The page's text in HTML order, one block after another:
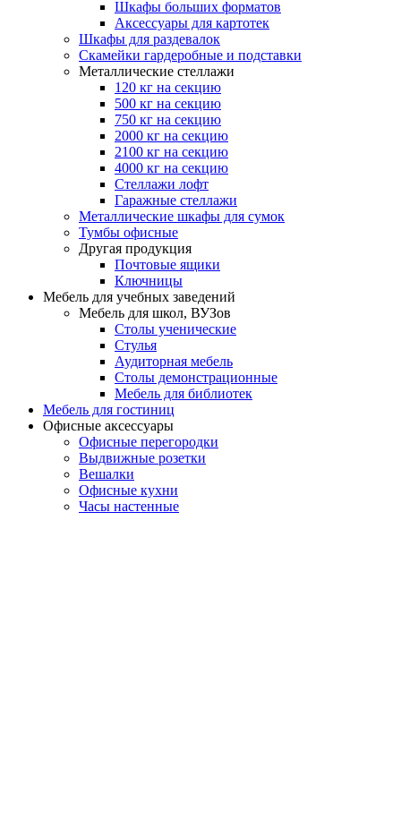
Шкафы больших форматов
Аксессуары для картотек
Шкафы для раздевалок
Скамейки гардеробные и подставки
Металлические стеллажи
120 кг на секцию
500 кг на секцию
750 кг на секцию
2000 кг на секцию
2100 кг на секцию
4000 кг на секцию
Стеллажи лофт
Гаражные стеллажи
Металлические шкафы для сумок
Тумбы офисные
Другая продукция
Почтовые ящики
Ключницы
Мебель для учебных заведений
Мебель для школ, ВУЗов
Столы ученические
Стулья
Аудиторная мебель
Столы демонстрационные
Мебель для библиотек
Мебель для гостиниц
Офисные аксессуары
Офисные перегородки
Выдвижные розетки
Вешалки
Офисные кухни
Часы настенные